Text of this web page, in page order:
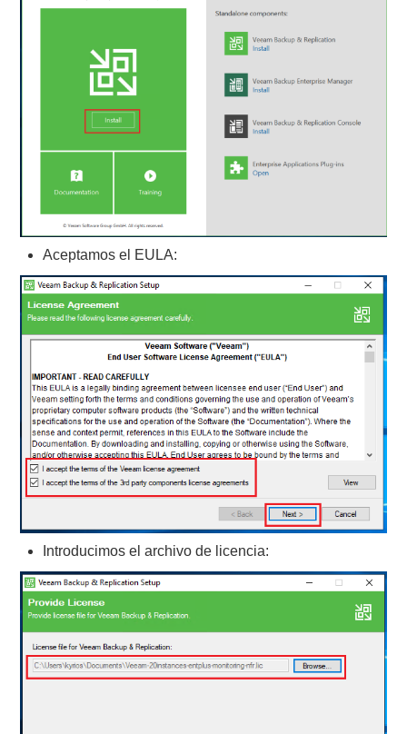
Aceptamos el EULA:
Introducimos el archivo de licencia: